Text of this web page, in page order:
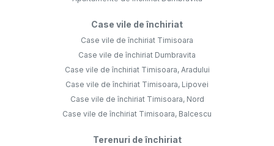
Case vile de închiriat
Case vile de închiriat Timisoara
Case vile de închiriat Dumbravita
Case vile de închiriat Timisoara, Aradului
Case vile de închiriat Timisoara, Lipovei
Case vile de închiriat Timisoara, Nord
Case vile de închiriat Timisoara, Balcescu
Terenuri de închiriat